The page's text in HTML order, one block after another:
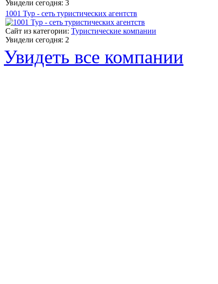
Увидели сегодня: 3
1001 Тур - сеть туристических агентств
Сайт из категории: Туристические компании
Увидели сегодня: 2
Увидеть все компании